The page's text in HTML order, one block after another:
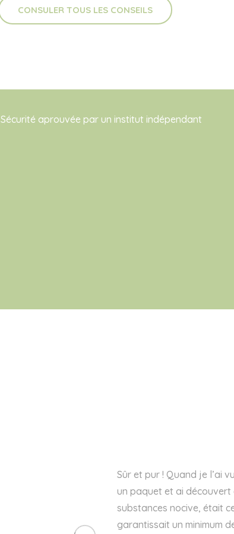
CONSULER TOUS LES CONSEILS
Sécurité aprouvée par un institut indépendant
Sûr et pur ! Quand je l’ai
un paquet et ai découvert
substances nocive, était
garantissait un minimum